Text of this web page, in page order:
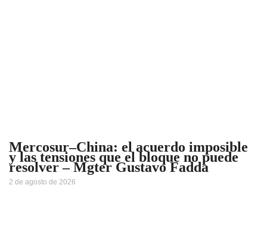
Mercosur–China: el acuerdo imposible
y las tensiones que el bloque no puede
resolver – Mgter Gustavo Fadda
2 de agosto de 2026